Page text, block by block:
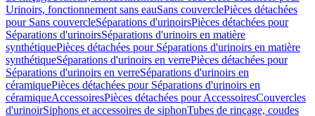
Urinoirs, fonctionnement sans eauSans couverclePièces détachées
pour Sans couvercleSéparations d'urinoirsPièces détachées pour
Séparations d'urinoirsSéparations d'urinoirs en matière
synthétiquePièces détachées pour Séparations d'urinoirs en matière
synthétiqueSéparations d'urinoirs en verrePièces détachées pour
Séparations d'urinoirs en verreSéparations d'urinoirs en
céramiquePièces détachées pour Séparations d'urinoirs en
céramiqueAccessoiresPièces détachées pour AccessoiresCouvercles
d'urinoirSiphons et accessoires de siphonTubes de rinçage, coudes